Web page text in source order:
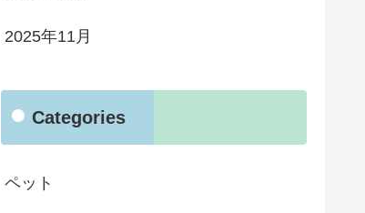
2025年11月
Categories
ペット